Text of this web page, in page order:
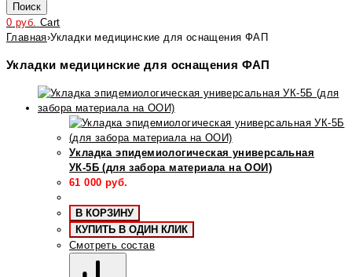
Поиск
0 руб. Cart
Главная›Укладки медицинские для оснащения ФАП
Укладки медицинские для оснащения ФАП
Укладка эпидемиологическая универсальная
УК-5Б (для забора материала на ООИ)
61 000 руб.
В КОРЗИНУ
КУПИТЬ В ОДИН КЛИК
Смотреть состав